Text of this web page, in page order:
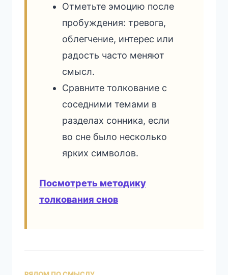
Отметьте эмоцию после
пробуждения: тревога,
облегчение, интерес или
радость часто меняют
смысл.
Сравните толкование с
соседними темами в
разделах сонника, если
во сне было несколько
ярких символов.
Посмотреть методику
толкования снов